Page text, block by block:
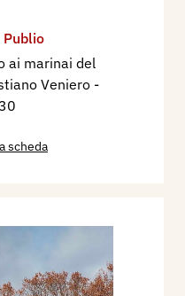
Publio
ai marinai del
Veniero -
scheda